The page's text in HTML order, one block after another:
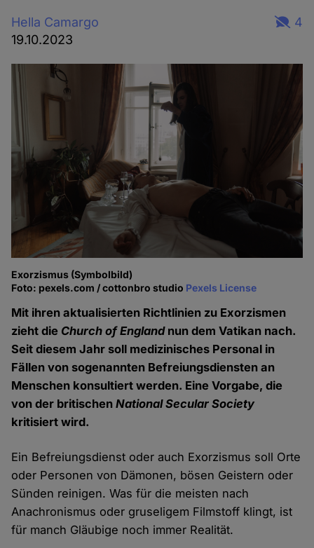
Hella Camargo
19.10.2023
4
Exorzismus (Symbolbild)
Foto: pexels.com / cottonbro studio Pexels License
Mit ihren aktualisierten Richtlinien zu Exorzismen
zieht die Church of Englandnun dem Vatikan nach.
Seit diesem Jahr soll medizinisches Personal in
Fällen von sogenannten Befreiungsdiensten an
Menschen konsultiert werden. Eine Vorgabe, die
von der britischenNational Secular Society
kritisiert wird.
Ein Befreiungsdienst oder auch Exorzismus soll Orte
oder Personen von Dämonen, bösen Geistern oder
Sünden reinigen. Was für die meisten nach
Anachronismus oder gruseligem Filmstoff klingt, ist
für manch Gläubige noch immer Realität.